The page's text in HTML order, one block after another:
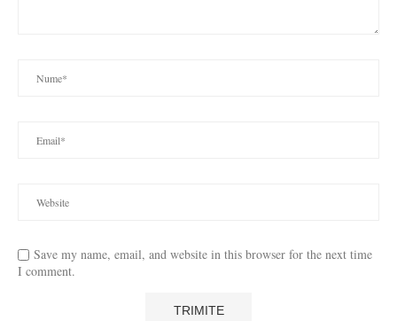
Save my name, email, and website in this browser for the next time
I comment.